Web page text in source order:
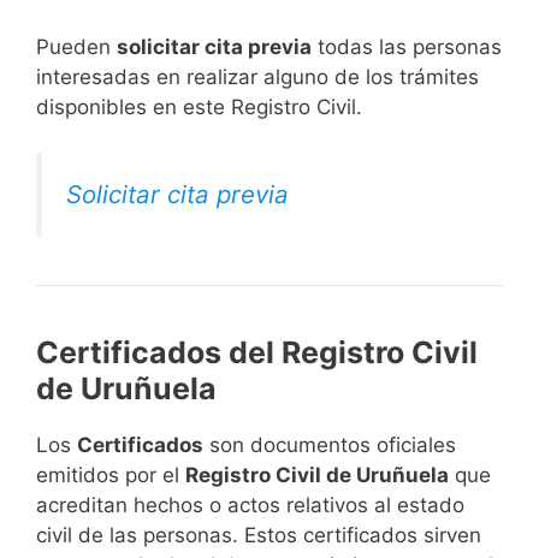
​Pueden solicitar cita previa todas las personas
interesadas en realizar alguno de los trámites
disponibles en este Registro Civil.​
Solicitar cita previa
Certificados del Registro Civil
de Uruñuela
Los Certificados son documentos oficiales
emitidos por el Registro Civil de Uruñuela que
acreditan hechos o actos relativos al estado
civil de las personas. Estos certificados sirven